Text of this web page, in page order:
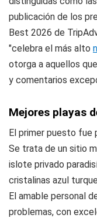
publicación de los
Best 2026 de
"celebra el más alto
otorga a aquellos
y comentarios
Mejores playas
El primer puesto fue
Se trata de un sitio
islote privado
cristalinas azul
El amable personal
problemas, con